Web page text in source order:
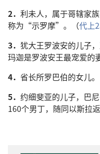
2． 利未人，属于哥辖家
称为“示罗摩”。（代上
3． 犹大王罗波安的儿子
玛迦是罗波安王最宠爱的
4． 省长所罗巴伯的女儿
5． 约细斐亚的儿子，巴
160个男丁，随同以斯拉